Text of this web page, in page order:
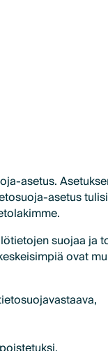
asetus.
asetus tulisi
suojaa ja
ovat